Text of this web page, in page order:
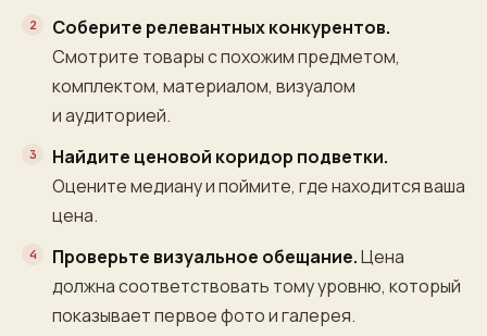
Соберите релевантных конкурентов.
Смотрите товары с похожим предметом,
комплектом, материалом, визуалом
и аудиторией.
Найдите ценовой коридор подветки.
Оцените медиану и поймите, где находится ваша
цена.
Проверьте визуальное обещание.Цена
должна соответствовать тому уровню, который
показывает первое фото и галерея.